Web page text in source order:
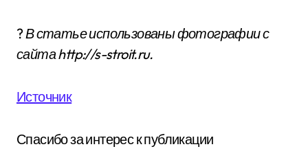
?В статье использованы фотографии с
сайтаhttp://s-stroit.ru.
Источник
Спасибо за интерес к публикации